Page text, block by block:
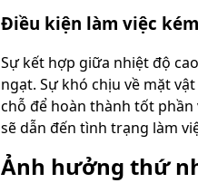
Điều kiện làm việc
Sự kết hợp giữa nhiệt độ
ngạt. Sự khó chịu về mặt
chỗ để hoàn thành tốt
sẽ dẫn đến tình trạng làm
Ảnh hưởng thứ